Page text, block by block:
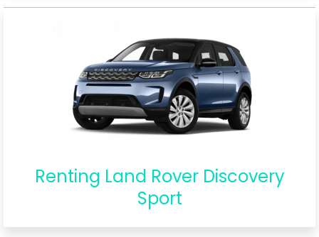
Renting Land Rover Discovery
Sport